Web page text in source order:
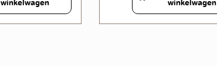
winkelwagen
winkelwagen